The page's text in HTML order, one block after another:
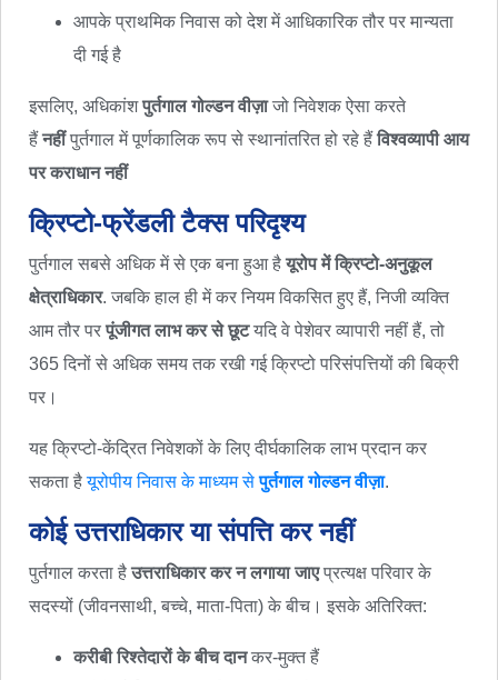
आपके प्राथमिक निवास को देश में आधिकारिक तौर पर मान्यता
दी गई है
इसलिए, अधिकांशपुर्तगाल गोल्डन वीज़ाजो निवेशक ऐसा करते
हैंनहींपुर्तगाल में पूर्णकालिक रूप से स्थानांतरित हो रहे हैंविश्वव्यापी आय
पर कराधान नहीं
क्रिप्टो-फ्रेंडली टैक्स परिदृश्य
पुर्तगाल सबसे अधिक में से एक बना हुआ हैयूरोप में क्रिप्टो-अनुकूल
क्षेत्राधिकार. जबकि हाल ही में कर नियम विकसित हुए हैं, निजी व्यक्ति
आम तौर परपूंजीगत लाभ कर से छूटयदि वे पेशेवर व्यापारी नहीं हैं, तो
365 दिनों से अधिक समय तक रखी गई क्रिप्टो परिसंपत्तियों की बिक्री
पर।
यह क्रिप्टो-केंद्रित निवेशकों के लिए दीर्घकालिक लाभ प्रदान कर
सकता हैयूरोपीय निवास के माध्यम सेपुर्तगाल गोल्डन वीज़ा.
कोई उत्तराधिकार या संपत्ति कर नहीं
पुर्तगाल करता हैउत्तराधिकार कर न लगाया जाएप्रत्यक्ष परिवार के
सदस्यों (जीवनसाथी, बच्चे, माता-पिता) के बीच। इसके अतिरिक्त:
करीबी रिश्तेदारों के बीच दानकर-मुक्त हैं